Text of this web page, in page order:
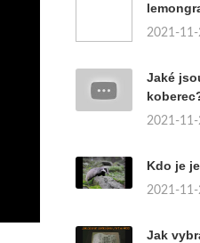
2021-
Jaké
2021-
Kdo je
2021-
Jak